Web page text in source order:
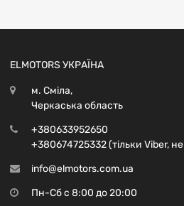
ELMOTORS УКРАЇНА
м. Сміла,
Черкаська область
+380633952650
+380674725332 (тільки Viber,
info@elmotors.com.ua
Пн-Сб с 8:00 до 20:00